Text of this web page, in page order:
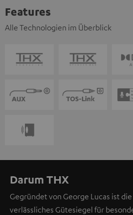
Features
Alle Technologien im Überblick
Darum THX
Gegründet von George Lucas ist
verlässliches Gütesiegel für